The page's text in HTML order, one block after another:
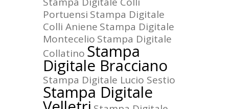
Portuensi Stampa Digitale
Colli Aniene Stampa Digitale
Montecelio Stampa Digitale
Collatino Stampa
Digitale Bracciano
Stampa Digitale Lucio Sestio
Stampa Digitale